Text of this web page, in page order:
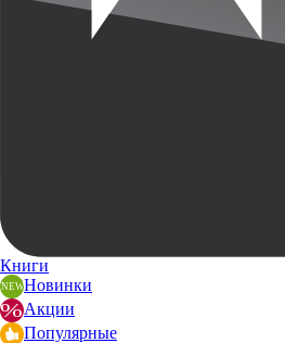
Книги
Новинки
Акции
Популярные